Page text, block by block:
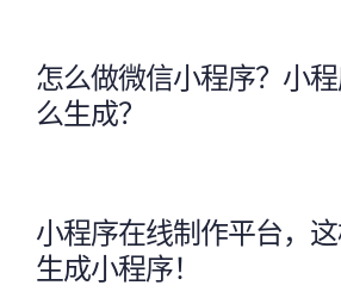
怎么做微信小程序？小
么生成？
小程序在线制作平台，
生成小程序！